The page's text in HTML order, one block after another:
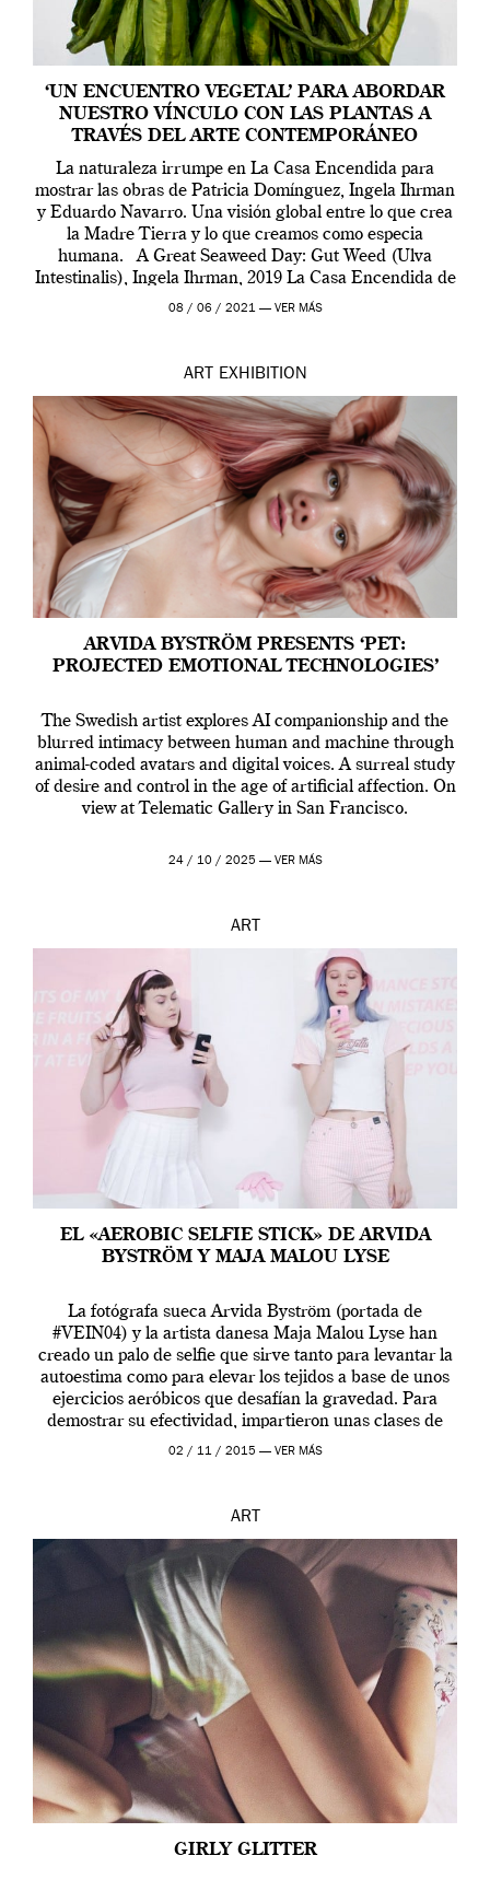
‘UN ENCUENTRO VEGETAL’ PARA ABORDAR
NUESTRO VÍNCULO CON LAS PLANTAS A
TRAVÉS DEL ARTE CONTEMPORÁNEO
La naturaleza irrumpe en La Casa Encendida para
mostrar las obras de Patricia Domínguez, Ingela Ihrman
y Eduardo Navarro. Una visión global entre lo que crea
la Madre Tierra y lo que creamos como especia
humana. A Great Seaweed Day: Gut Weed (Ulva
Intestinalis), Ingela Ihrman, 2019 La Casa Encendida de
Madrid y la Wellcome […]
08 / 06 / 2021 — VER MÁS
ART EXHIBITION
ARVIDA BYSTRÖM PRESENTS ‘PET:
PROJECTED EMOTIONAL TECHNOLOGIES’
The Swedish artist explores AI companionship and the
blurred intimacy between human and machine through
animal-coded avatars and digital voices. A surreal study
of desire and control in the age of artificial affection. On
view at Telematic Gallery in San Francisco.
24 / 10 / 2025 — VER MÁS
ART
EL «AEROBIC SELFIE STICK» DE ARVIDA
BYSTRÖM Y MAJA MALOU LYSE
La fotógrafa sueca Arvida Byström (portada de
#VEIN04) y la artista danesa Maja Malou Lyse han
creado un palo de selfie que sirve tanto para levantar la
autoestima como para elevar los tejidos a base de unos
ejercicios aeróbicos que desafían la gravedad. Para
demostrar su efectividad, impartieron unas clases de
prueba en el Tate […]
02 / 11 / 2015 — VER MÁS
ART
GIRLY GLITTER